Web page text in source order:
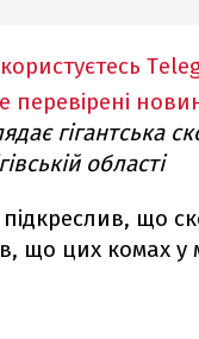
перевірені
гігантська
області
що
що цих комах у